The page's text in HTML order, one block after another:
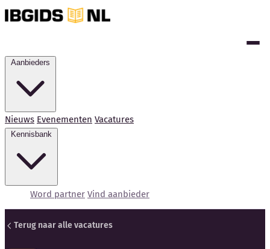
Nieuws Evenementen Vacatures
Word partner Vind aanbieder
Terug naar alle vacatures